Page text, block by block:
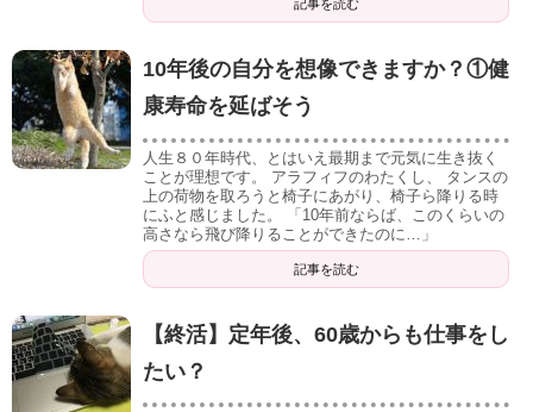
記事を読む
10年後の自分を想像できますか？①健
康寿命を延ばそう
人生８０年時代、とはいえ最期まで元気に生き抜く
ことが理想です。 アラフィフのわたくし、 タンスの
上の荷物を取ろうと椅子にあがり、椅子ら降りる時
にふと感じました。 「10年前ならば、このくらいの
高さなら飛び降りることができたのに…」
記事を読む
【終活】定年後、60歳からも仕事をし
たい？